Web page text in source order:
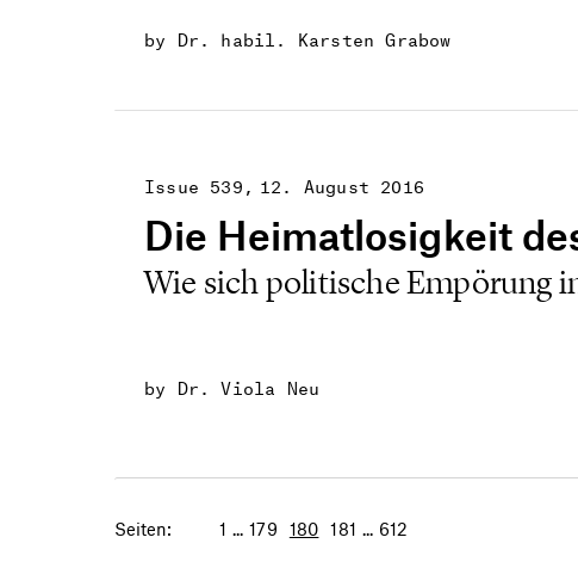
by Dr. habil. Karsten Grabow
12. August 2016
Issue 539
Die Heimatlosigkeit
Wie sich politische Empörung
by Dr. Viola Neu
Seiten: 1 179 180 181 612